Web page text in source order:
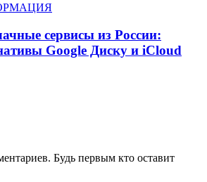
сервисы из России:
Google Диску и iCloud
Будь первым кто оставит